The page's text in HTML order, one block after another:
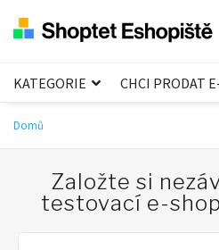
KATEGORIE CHCI PRODAT
Domů
Založte si
testovací e-